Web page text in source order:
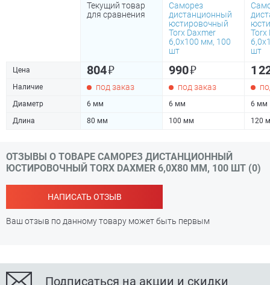
Текущий товар
для сравнения
Саморез
дистанционный
юстировочный
Torx Daxmer
6,0х100 мм, 100
шт
Torx
шт
Цена 804₽ 990₽ 1
Наличие под заказ под заказ
Диаметр 6 мм 6 мм
6 мм
Длина
80 мм 100 мм 120
ОТЗЫВЫ О ТОВАРЕ САМОРЕЗ ДИСТАНЦИОННЫЙ
ЮСТИРОВОЧНЫЙ TORX DAXMER 6,0Х80 ММ, 100 ШТ (0)
НАПИСАТЬ ОТЗЫВ
Ваш отзыв по данному товару может быть первым
Подписаться на акции и скидки